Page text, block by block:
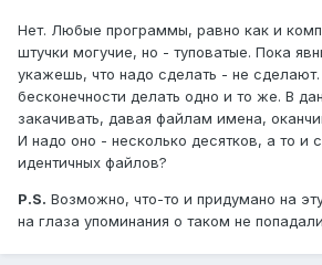
Нет. Любые программы, равно как и
штучки могучие, но - туповатые. Пока
укажешь, что надо сделать - не
бесконечности делать одно и то же. В
закачивать, давая файлам имена,
И надо оно - несколько десятков, а то и
идентичных файлов?
P.S. Возможно, что-то и придумано на
на глаза упоминания о таком не